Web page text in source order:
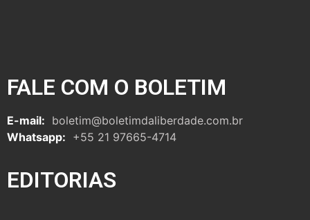
FALE COM O BOLETIM
E-mail: boletim@boletimdaliberdade.com.br
Whatsapp: +55 21 97665-4714
EDITORIAS